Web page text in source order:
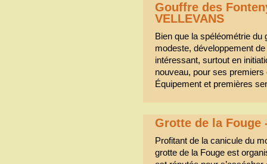
Gouffre des
VELLEVANS
Bien que la spéléométrie du
modeste, développement
intéressant, surtout en
nouveau, pour ses
Équipement et premières
Grotte de la Fouge
Profitant de la canicule du
grotte de la Fouge est